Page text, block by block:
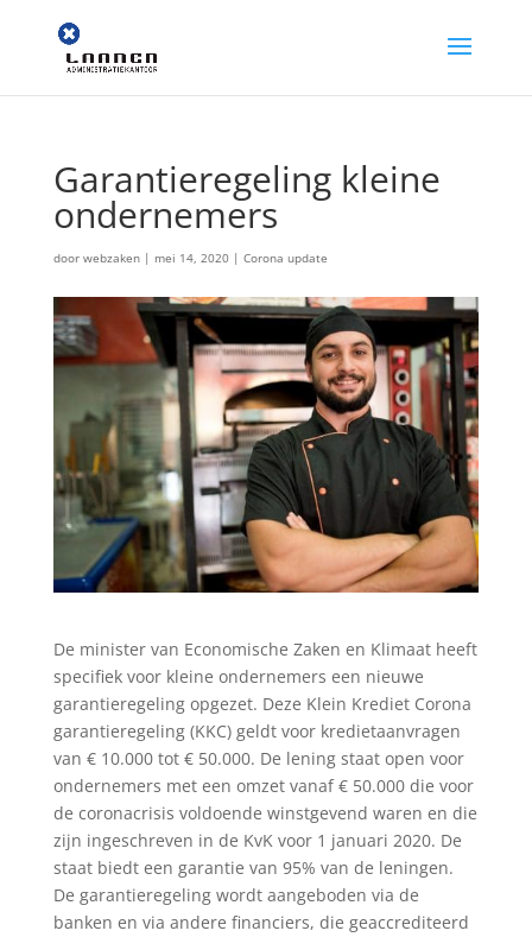
Garantieregeling kleine
ondernemers
door webzaken| mei 14, 2020| Corona update
De minister van Economische Zaken en Klimaat heeft
specifiek voor kleine ondernemers een nieuwe
garantieregeling opgezet. Deze Klein Krediet Corona
garantieregeling (KKC) geldt voor kredietaanvragen
van € 10.000 tot € 50.000. De lening staat open voor
ondernemers met een omzet vanaf € 50.000 die voor
de coronacrisis voldoende winstgevend waren en die
zijn ingeschreven in de KvK voor 1 januari 2020. De
staat biedt een garantie van 95% van de leningen.
De garantieregeling wordt aangeboden via de
banken en via andere financiers, die geaccrediteerd